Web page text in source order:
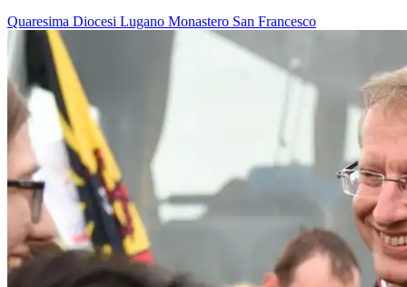
Quaresima Diocesi Lugano Monastero San Francesco